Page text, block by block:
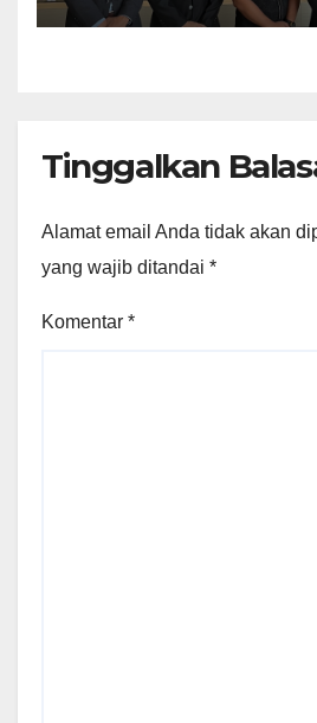
Keperdataan
Tinggalkan
Alamat email Anda tidak akan
yang wajib ditandai *
Komentar *